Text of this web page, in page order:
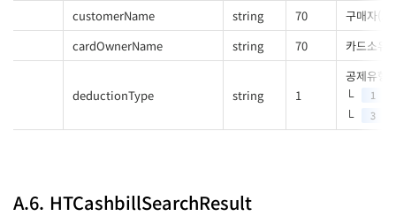
customerName
string 70
구매자(고
cardOwnerName
string 70 카드소유
deductionType string 1
공제유형
1
3
A.6. HTCashbillSearchResult